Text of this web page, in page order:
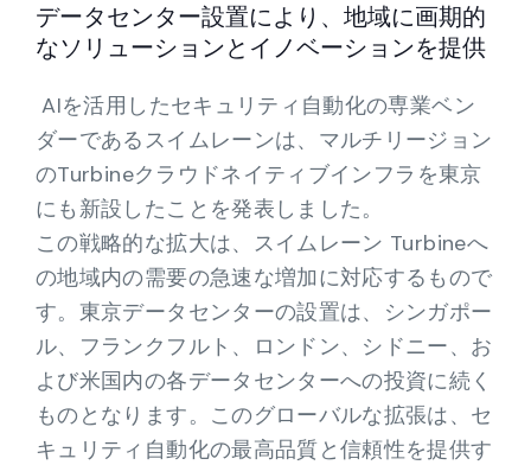
Contact
Blog
Support
English
Request a Demo
データセンター設置により、地域に画期的
なソリューションとイノベーションを提供
AIを活用したセキュリティ自動化の専業ベン
ダーであるスイムレーンは、マルチリージョン
のTurbineクラウドネイティブインフラを東京
にも新設したことを発表しました。
この戦略的な拡大は、スイムレーン Turbineへ
の地域内の需要の急速な増加に対応するもので
す。東京データセンターの設置は、シンガポー
ル、フランクフルト、ロンドン、シドニー、お
よび米国内の各データセンターへの投資に続く
ものとなります。このグローバルな拡張は、セ
キュリティ自動化の最高品質と信頼性を提供す